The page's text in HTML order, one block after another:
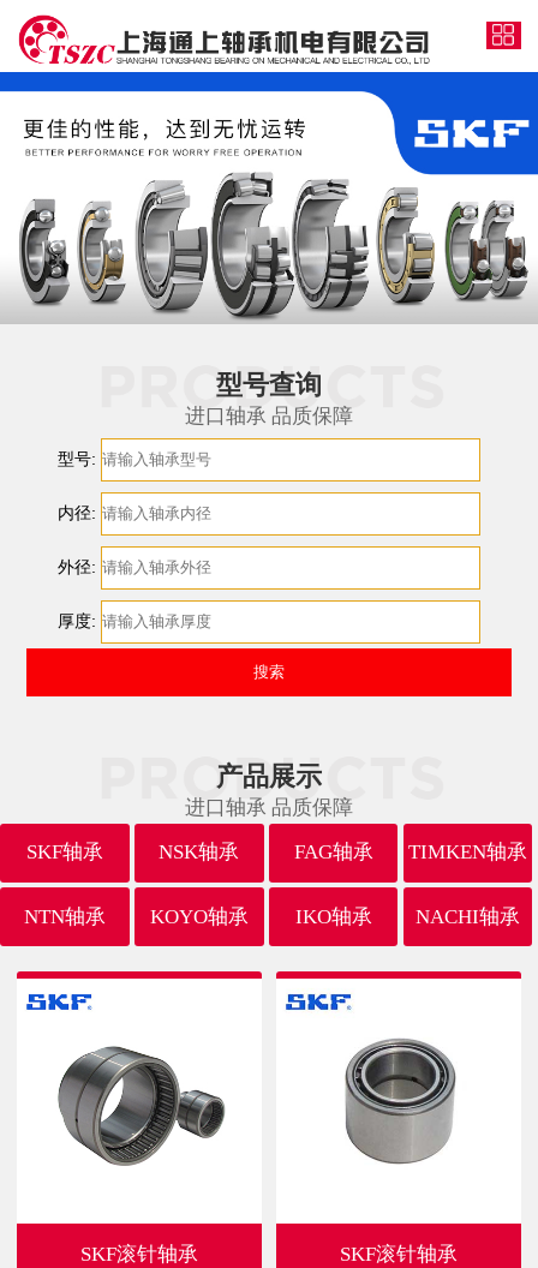
型号查询
进口轴承 品质保障
型号:
内径:
外径:
厚度:
产品展示
进口轴承 品质保障
SKF轴承
NSK轴承 FAG轴承 TIMKEN轴承
NTN轴承 KOYO轴承 IKO轴承 NACHI轴承
SKF滚针轴承 SKF滚针轴承